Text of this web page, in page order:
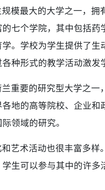
模最大的大学之一，拥
七个学院，其中包括
。学校为学生提供了
种形式的教学活动激发
重要的研究型大学之
地的高等院校、企业
领域的研究。
艺术活动也很丰富多
生可以参与其中的许